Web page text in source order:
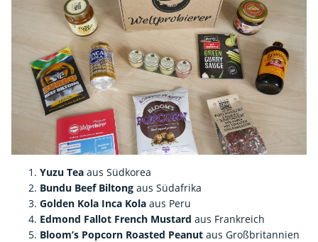
Yuzu Tea aus Südkorea
Bundu Beef Biltong aus Südafrika
Golden Kola Inca Kola aus Peru
Edmond Fallot French Mustard aus Frankreich
Bloom’s Popcorn Roasted Peanut aus Großbritannien